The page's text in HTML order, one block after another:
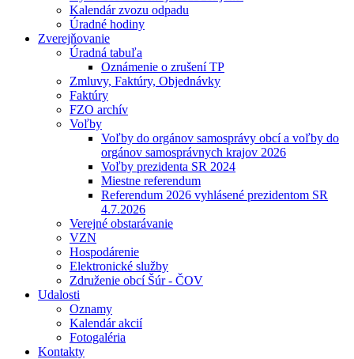
Kalendár zvozu odpadu
Úradné hodiny
Zverejňovanie
Úradná tabuľa
Oznámenie o zrušení TP
Zmluvy, Faktúry, Objednávky
Faktúry
FZO archív
Voľby
Voľby do orgánov samosprávy obcí a voľby do
orgánov samosprávnych krajov 2026
Voľby prezidenta SR 2024
Miestne referendum
Referendum 2026 vyhlásené prezidentom SR
4.7.2026
Verejné obstarávanie
VZN
Hospodárenie
Elektronické služby
Združenie obcí Šúr - ČOV
Udalosti
Oznamy
Kalendár akcií
Fotogaléria
Kontakty